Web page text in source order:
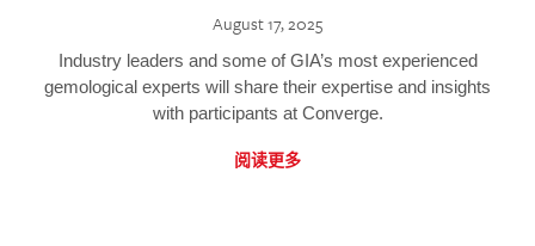
August 17, 2025
Industry leaders and some of GIA’s most experienced
gemological experts will share their expertise and insights
with participants at Converge.
阅读更多